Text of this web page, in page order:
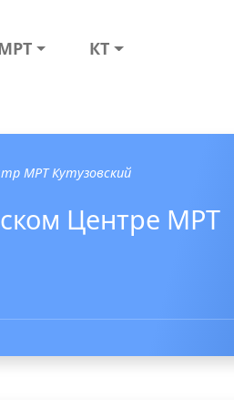
КТ
МРТ Кутузовский
Центре МРТ